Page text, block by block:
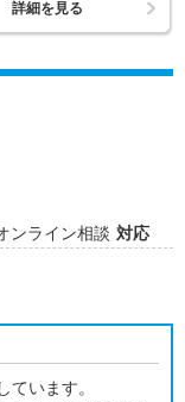
詳細を見る
ンライン相談 対応
います。